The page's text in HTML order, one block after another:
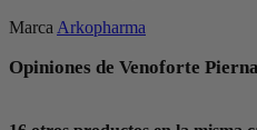
Marca Arkopharma
Opiniones de Venoforte